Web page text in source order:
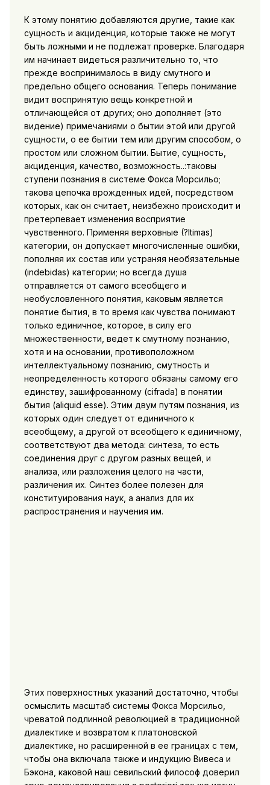
К этому понятию добавляются другие, такие как
сущность и акциденция, которые также не могут
быть ложными и не подлежат проверке. Благодаря
им начинает видеться различительно то, что
прежде воспринималось в виду смутного и
предельно общего основания. Теперь понимание
видит воспринятую вещь конкретной и
отличающейся от других; оно дополняет (это
видение) примечаниями о бытии этой или другой
сущности, о ее бытии тем или другим способом, о
простом или сложном бытии. Бытие, сущность,
акциденция, качество, возможность..:таковы
ступени познания в системе Фокса Морсильо;
такова цепочка врожденных идей, посредством
которых, как он считает, неизбежно происходит и
претерпевает изменения восприятие
чувственного. Применяя верховные (?ltimas)
категории, он допускает многочисленные ошибки,
пополняя их состав или устраняя необязательные
(indebidas) категории; но всегда душа
отправляется от самого всеобщего и
необусловленного понятия, каковым является
понятие бытия, в то время как чувства понимают
только единичное, которое, в силу его
множественности, ведет к смутному познанию,
хотя и на основании, противоположном
интеллектуальному познанию, смутность и
неопределенность которого обязаны самому его
единству, зашифрованному (cifrada) в понятии
бытия (aliquid esse). Этим двум путям познания, из
которых один следует от единичного к
всеобщему, а другой от всеобщего к единичному,
соответствуют два метода: синтеза, то есть
соединения друг с другом разных вещей, и
анализа, или разложения целого на части,
различения их. Синтез более полезен для
конституирования наук, а анализ для их
распространения и научения им.
Этих поверхностных указаний достаточно, чтобы
осмыслить масштаб системы Фокса Морсильо,
чреватой подлинной революцией в традиционной
диалектике и возвратом к платоновской
диалектике, но расширенной в ее границах с тем,
чтобы она включала также и индукцию Вивеса и
Бэкона, каковой наш севильский философ доверил